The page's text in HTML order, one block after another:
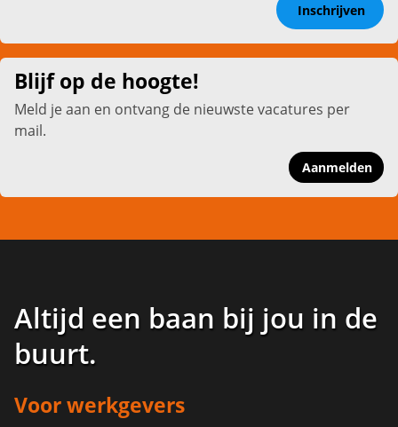
Inschrijven
Blijf op de hoogte!
Meld je aan en ontvang de nieuwste vacatures per
mail.
Aanmelden
Altijd een baan bij jou in de
buurt.
Voor werkgevers